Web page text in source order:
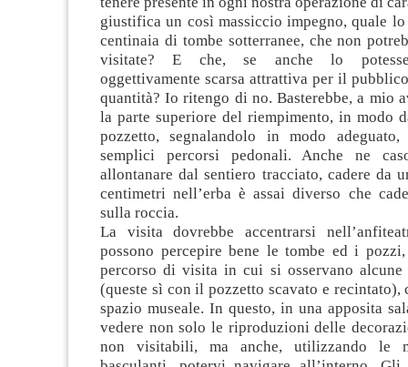
giustifica un così massiccio impegno, quale
centinaia di tombe sotterranee, che non
visitate? E che, se anche lo
oggettivamente scarsa attrattiva per il
quantità? Io ritengo di no. Basterebbe, a mio
la parte superiore del riempimento, in modo
pozzetto, segnalandolo in modo
semplici percorsi pedonali. Anche ne
allontanare dal sentiero tracciato, cadere da
centimetri nell’erba è assai diverso che
sulla roccia.
La visita dovrebbe accentrarsi
possono percepire bene le tombe ed i
percorso di visita in cui si osservano alcune
(queste sì con il pozzetto scavato e
spazio museale. In questo, in una apposita
vedere non solo le riproduzioni delle
non visitabili, ma anche, utilizzando le